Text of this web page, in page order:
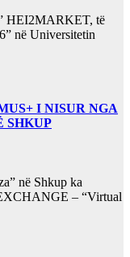
HEI2MARKET, të
në Universitetin
I NISUR NGA
SHKUP
në Shkup ka
– “Virtual